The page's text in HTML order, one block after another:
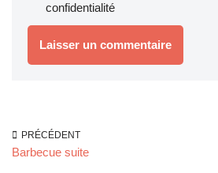
confidentialité
PRÉCÉDENT
Barbecue suite